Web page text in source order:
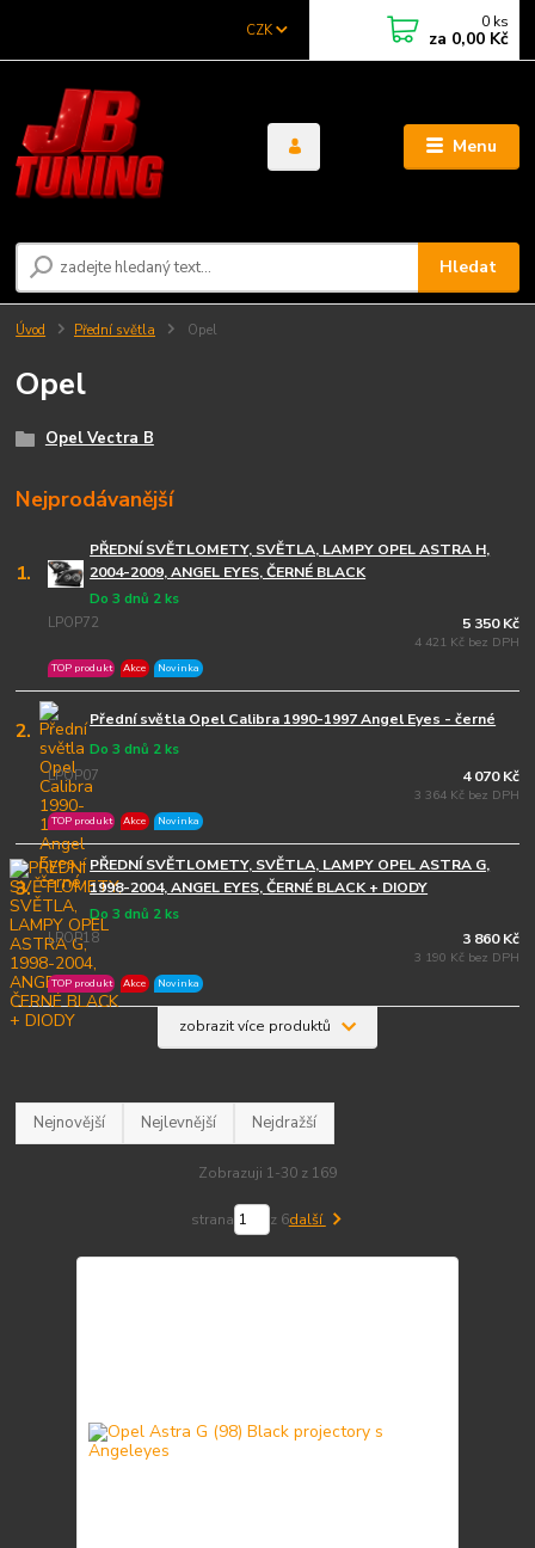
Menu
CZK
Hledat
0 ks
za 0,00 Kč
Úvod Přední světla Opel
Opel
Opel Vectra B
Nejprodávanější
1.
PŘEDNÍ SVĚTLOMETY, SVĚTLA, LAMPY OPEL ASTRA H,
2004-2009, ANGEL EYES, ČERNÉ BLACK
LPOP72
Do 3 dnů 2 ks
TOP produkt Akce Novinka
5 350 Kč
4 421 Kč bez DPH
2. Přední světla Opel Calibra 1990-1997 Angel Eyes - černé
LPOP07
Do 3 dnů 2 ks
TOP produkt Akce Novinka
4 070 Kč
3 364 Kč bez DPH
3.
PŘEDNÍ SVĚTLOMETY, SVĚTLA, LAMPY OPEL ASTRA G,
1998-2004, ANGEL EYES, ČERNÉ BLACK + DIODY
LPOP18
Do 3 dnů 2 ks
TOP produkt Akce Novinka
3 860 Kč
3 190 Kč bez DPH
zobrazit více produktů
Nejnovější Nejlevnější Nejdražší
Zobrazuji 1-30 z 169
strana z 6další